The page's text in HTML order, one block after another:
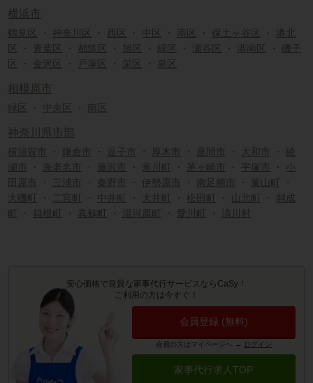
横浜市
鶴見区 ・ 神奈川区 ・ 西区 ・ 中区 ・ 南区 ・ 保土ヶ谷区 ・ 港北
区
・ 青葉区 ・ 都筑区 ・ 旭区 ・ 緑区 ・ 瀬谷区 ・ 港南区 ・ 磯子
区
・ 金沢区 ・ 戸塚区 ・ 栄区 ・ 泉区
相模原市
緑区 ・ 中央区 ・ 南区
神奈川県市部
横須賀市 ・ 鎌倉市 ・ 逗子市 ・ 厚木市 ・ 座間市 ・ 大和市 ・ 綾
瀬市
・ 海老名市 ・ 藤沢市 ・ 寒川町 ・ 茅ヶ崎市 ・ 平塚市 ・ 小
田原市
・ 三浦市 ・ 秦野市 ・ 伊勢原市 ・ 南足柄市 ・ 葉山町 ・
大磯町 ・ 二宮町 ・ 中井町 ・ 大井町 ・ 松田町 ・ 山北町 ・
開成
町 ・ 箱根町 ・ 真鶴町 ・ 湯河原町 ・ 愛川町 ・ 清川村
安心価格で良質な家事代行サービスならCaSy！
ご利用の方は今すぐ！
会員登録 (無料)
会員の方はマイページへ → ログイン
家事代行求人TOP